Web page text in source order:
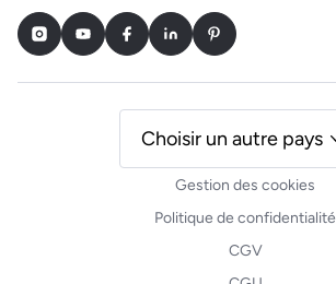
InstagramYoutubeFacebookLinkedInPinterest
Gestion des cookies
Politique de confidentialité
CGV
Choisir un autre pays